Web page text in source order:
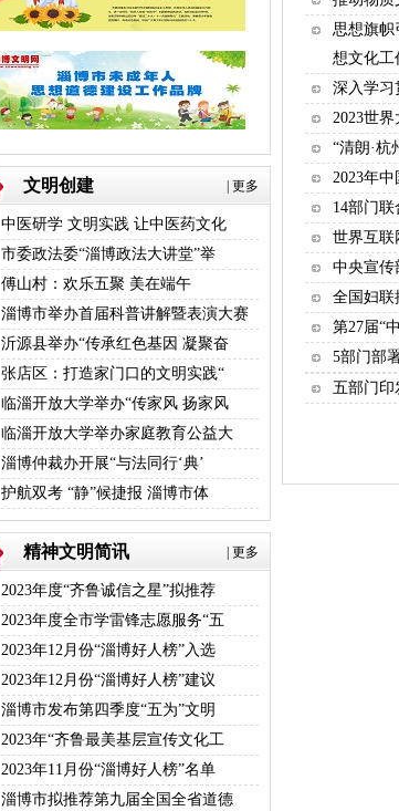
更多
文明创建
中医研学 文明实践 让中医药文化
市委政法委“淄博政法大讲堂”举
傅山村：欢乐五聚 美在端午
淄博市举办首届科普讲解暨表演大赛
沂源县举办“传承红色基因 凝聚奋
张店区：打造家门口的文明实践“
临淄开放大学举办“传家风 扬家风
临淄开放大学举办家庭教育公益大
淄博仲裁办开展“与法同行‘典’
护航双考 “静”候捷报 淄博市体
更多
精神文明简讯
2023年度“齐鲁诚信之星”拟推荐
2023年度全市学雷锋志愿服务“五
2023年12月份“淄博好人榜”入选
2023年12月份“淄博好人榜”建议
淄博市发布第四季度“五为”文明
2023年“齐鲁最美基层宣传文化工
2023年11月份“淄博好人榜”名单
淄博市拟推荐第九届全国全省道德
思想旗
想文化工
深入学习
2023世
“清朗·杭
2023年
14部门
世界互联
中央宣传
全国妇联
第27届“
5部门部
五部门印